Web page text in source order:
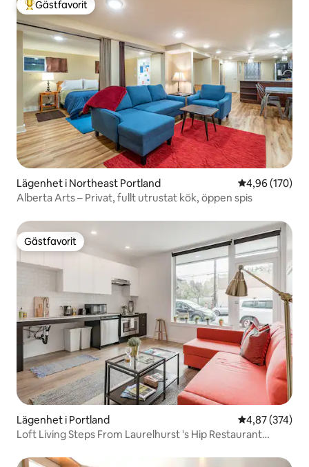
Populär gästfavorit
Gästfavorit
Lägenhet i Northeast Portland 4,96 av 5 i
4,96 (170)
Alberta Arts – Privat, fullt utrustat kök, öppen spis
Gästfavorit
Gästfavorit
Lägenhet i Portland 4,87 av 5 i
4,87 (374)
Loft Living Steps From Laurelhurst 's Hip Restaurant